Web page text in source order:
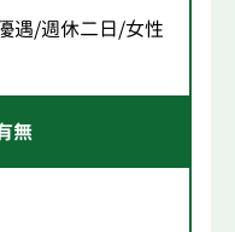
遇/週休二日/女性
無